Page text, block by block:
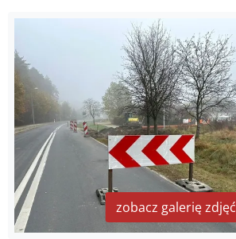
zobacz galerię zdjęć